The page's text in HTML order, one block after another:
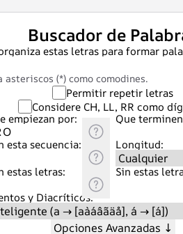
Buscador de
estas letras para formar
asteriscos (*) como comodines.
Permitir repetir letras
Considere CH, LL, RR como
empiezan por:
Que
esta secuencia:
Longitud:
estas letras:
Sin estas
y Diacríticos:
Opciones Avanzadas ↓